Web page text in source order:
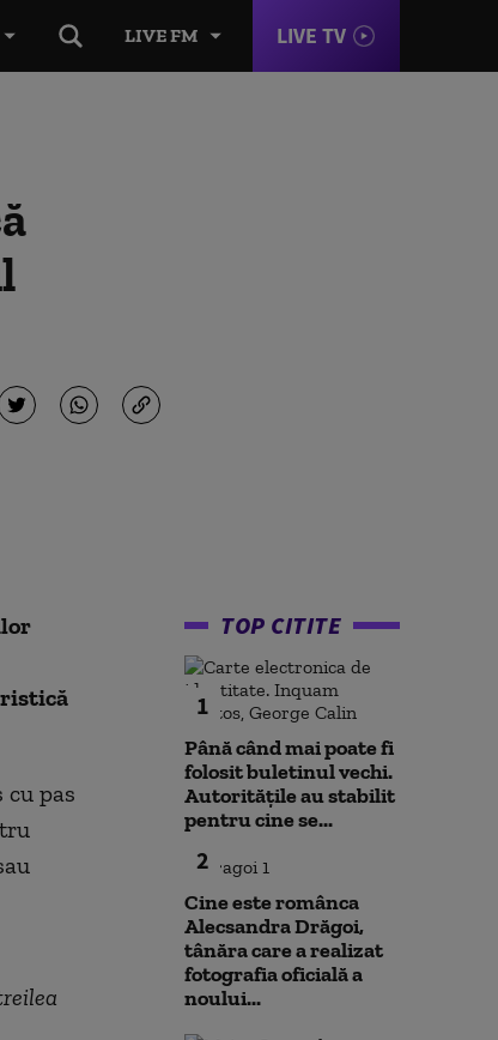
LIVE FM LIVE TV
pas
TOP CITITE
1
Până când mai poate fi
folosit buletinul vechi.
Autoritățile au stabilit
pentru cine se...
2
Cine este românca
Alecsandra Drăgoi,
tânăra care a realizat
fotografia oficială a
noului...